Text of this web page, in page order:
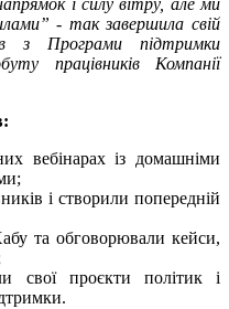
і силу вітру, але ми
- так завершила свій
з Програми підтримки
працівників Компанії
вебінарах із домашніми
і створили попередній
та обговорювали кейси,
свої проєкти політик і